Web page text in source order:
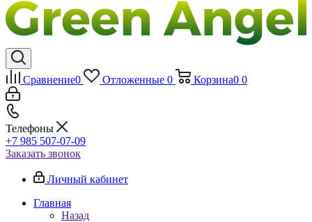
Сравнение0 Отложенные 0 Корзина0 0
Телефоны
+7 985 507-07-09
Заказать звонок
Личный кабинет
Главная
Назад